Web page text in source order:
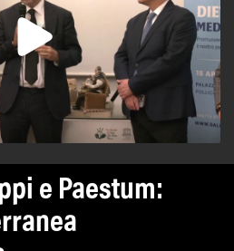
e Paestum: